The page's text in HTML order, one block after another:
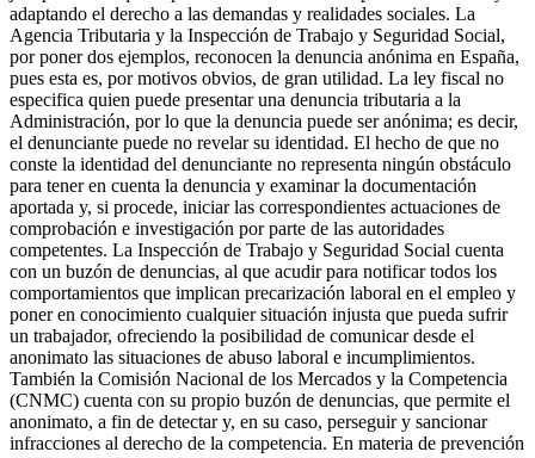
adaptando el derecho a las demandas y realidades sociales. La
Agencia Tributaria y la Inspección de Trabajo y Seguridad Social,
por poner dos ejemplos, reconocen la denuncia anónima en España,
pues esta es, por motivos obvios, de gran utilidad. La ley fiscal no
especifica quien puede presentar una denuncia tributaria a la
Administración, por lo que la denuncia puede ser anónima; es decir,
el denunciante puede no revelar su identidad. El hecho de que no
conste la identidad del denunciante no representa ningún obstáculo
para tener en cuenta la denuncia y examinar la documentación
aportada y, si procede, iniciar las correspondientes actuaciones de
comprobación e investigación por parte de las autoridades
competentes. La Inspección de Trabajo y Seguridad Social cuenta
con un buzón de denuncias, al que acudir para notificar todos los
comportamientos que implican precarización laboral en el empleo y
poner en conocimiento cualquier situación injusta que pueda sufrir
un trabajador, ofreciendo la posibilidad de comunicar desde el
anonimato las situaciones de abuso laboral e incumplimientos.
También la Comisión Nacional de los Mercados y la Competencia
(CNMC) cuenta con su propio buzón de denuncias, que permite el
anonimato, a fin de detectar y, en su caso, perseguir y sancionar
infracciones al derecho de la competencia. En materia de prevención